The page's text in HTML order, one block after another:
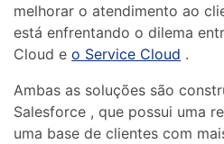
melhorar o atendimento ao
está enfrentando o dilema
Cloud eo Service Cloud .
Ambas as soluções são
Salesforce , que possui uma
uma base de clientes com